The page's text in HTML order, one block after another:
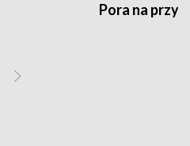
Pora na